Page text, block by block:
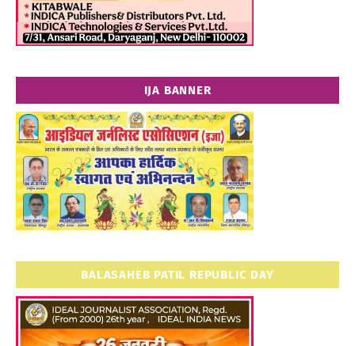
IJA BANNER
BALASAHEB PATIL REPUBLIC DAY